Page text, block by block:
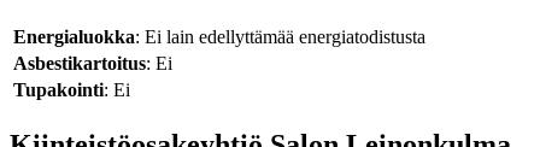
Energialuokka: Ei lain edellyttämää energiatodistusta
Asbestikartoitus: Ei
Tupakointi: Ei